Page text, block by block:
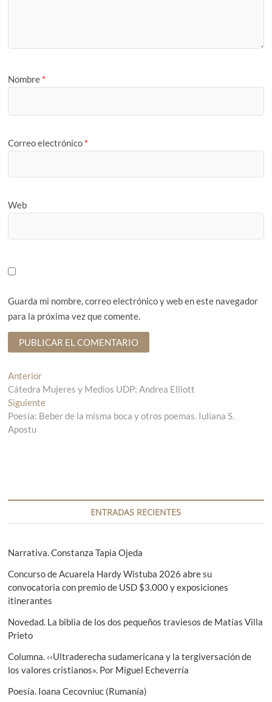
Nombre *
Correo electrónico *
Web
Guarda mi nombre, correo electrónico y web en este navegador
para la próxima vez que comente.
N
a
v
e
c
n
d
e
n
t
r
a
Anterior
n
t
r
r
o
:
Cátedra Mujeres y Medios UDP: Andrea Elliott
Siguiente
n
g
i
n
t
e
:
Poesía: Beber de la misma boca y otros poemas. Iuliana S.
Apostu
ENTRADAS RECIENTES
Narrativa. Constanza Tapia Ojeda
Concurso de Acuarela Hardy Wistuba 2026 abre su
convocatoria con premio de USD $3.000 y exposiciones
itinerantes
Novedad. La biblia de los dos pequeños traviesos de Matías Villa
Prieto
Columna. ‹‹Ultraderecha sudamericana y la tergiversación de
los valores cristianos». Por Miguel Echeverría
Poesía. Ioana Cecovniuc (Rumanía)